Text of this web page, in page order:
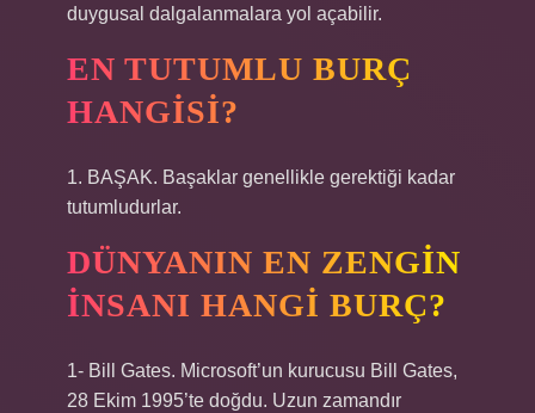
duygusal dalgalanmalara yol açabilir.
EN TUTUMLU BURÇ
HANGISI?
1. BAŞAK. Başaklar genellikle gerektiği kadar
tutumludurlar.
DÜNYANIN EN ZENGIN
INSANI HANGI BURÇ?
1- Bill Gates. Microsoft’un kurucusu Bill Gates,
28 Ekim 1995’te doğdu. Uzun zamandır